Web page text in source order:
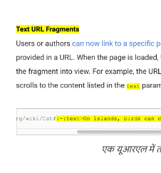
एक यूआरएल में